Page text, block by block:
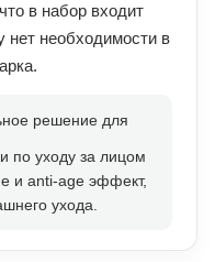
в набор входит
нет необходимости в
решение для
по уходу за лицом
и anti-age эффект,
ухода.